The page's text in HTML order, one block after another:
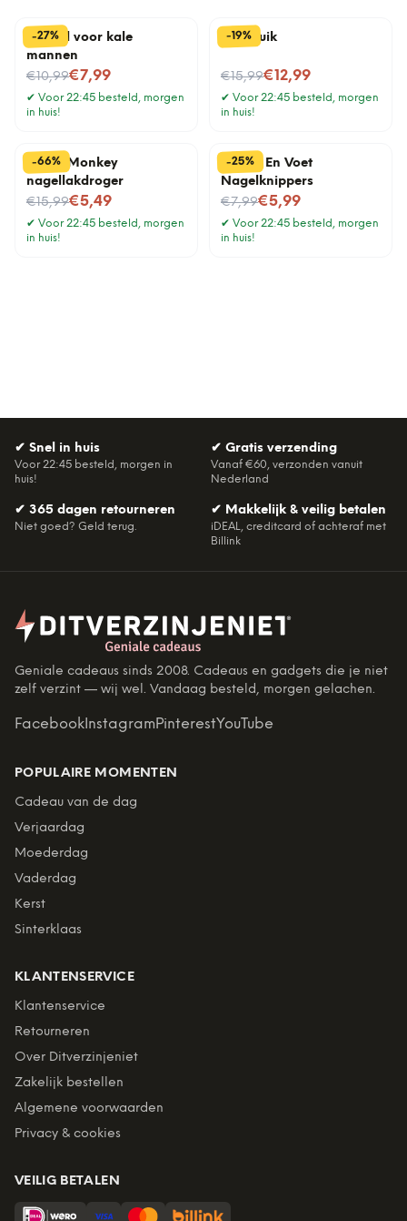
-27%
Borstel voor kale
mannen
€10,99
Nu voor€7,99
✔ Voor 22:45 besteld, morgen
in huis!
-19%
Nekkruik
€15,99
Nu voor€12,99
✔ Voor 22:45 besteld, morgen
in huis!
-66%
Funky Monkey
nagellakdroger
€15,99
Nu voor€5,49
✔ Voor 22:45 besteld, morgen
in huis!
-25%
Hand- En Voet
Nagelknippers
€7,99
Nu voor€5,99
✔ Voor 22:45 besteld, morgen
in huis!
✔ Snel in huis
Voor 22:45 besteld, morgen in
huis!
✔ Gratis verzending
Vanaf €60, verzonden vanuit
Nederland
✔ 365 dagen retourneren
Niet goed? Geld terug.
✔ Makkelijk & veilig betalen
iDEAL, creditcard of achteraf met
Billink
Geniale cadeaus sinds 2008. Cadeaus en gadgets die je niet
zelf verzint — wij wel. Vandaag besteld, morgen gelachen.
Facebook InstagramPinterestYouTube
POPULAIRE MOMENTEN
Cadeau van de dag
Verjaardag
Moederdag
Vaderdag
Kerst
Sinterklaas
KLANTENSERVICE
Klantenservice
Retourneren
Over Ditverzinjeniet
Zakelijk bestellen
Algemene voorwaarden
Privacy & cookies
VEILIG BETALEN